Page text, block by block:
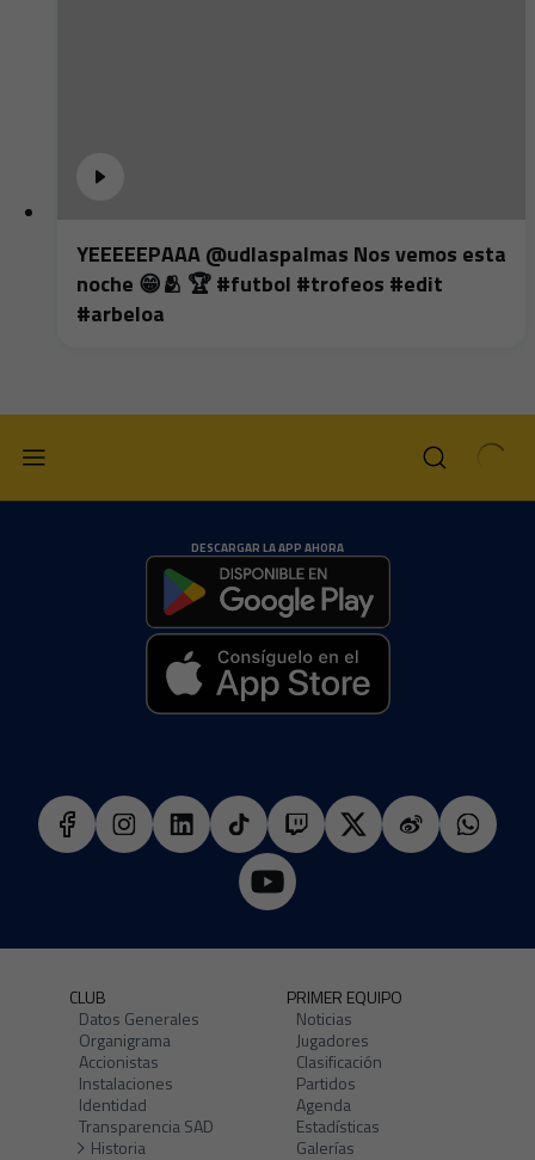
YEEEEEPAAA @udlaspalmas Nos vemos esta
noche 😁🫂 🏆 #futbol #trofeos #edit
#arbeloa
DESCARGAR LA APP AHORA
CLUB
Datos Generales
Organigrama
Accionistas
Instalaciones
Identidad
Transparencia SAD
Historia
PRIMER EQUIPO
Noticias
Jugadores
Clasificación
Partidos
Agenda
Estadísticas
Galerías